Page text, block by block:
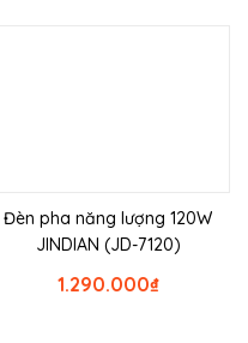
Đèn pha năng lượng 120W
JINDIAN (JD-7120)
₫
1.290.000